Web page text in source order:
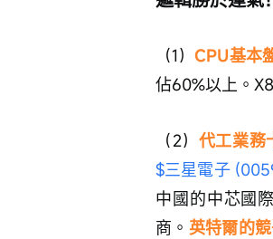
（1）CPU基本
佔60%以上。
（2） 代工業務
$三星電子
中國的中芯國
商。 英特爾的